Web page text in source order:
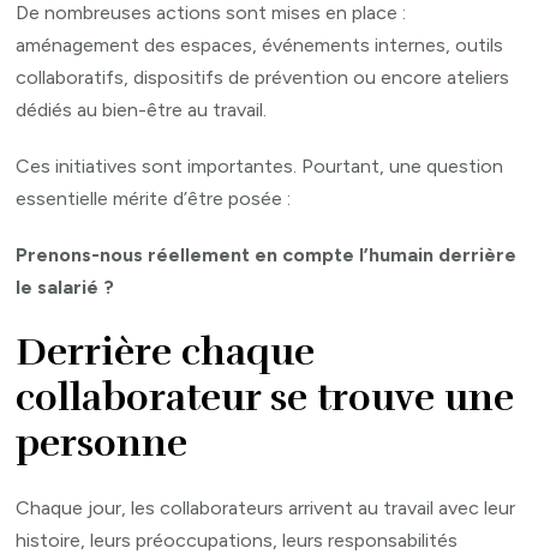
cœur
de
l’entreprise
De nombreuses actions sont mises en place :
aménagement des espaces, événements internes, outils
collaboratifs, dispositifs de prévention ou encore ateliers
dédiés au bien-être au travail.
Ces initiatives sont importantes. Pourtant, une question
essentielle mérite d’être posée :
Prenons-nous réellement en compte l’humain derrière
le salarié ?
Derrière chaque
collaborateur se trouve une
personne
Chaque jour, les collaborateurs arrivent au travail avec leur
histoire, leurs préoccupations, leurs responsabilités